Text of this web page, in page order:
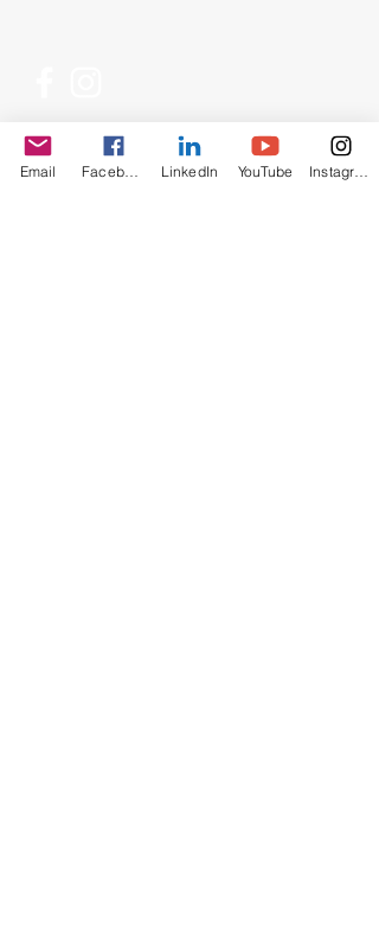
© 2019 by Ma Reist Verder,
Nederland. Proudly created withWix.com
Email LinkedIn YouTube